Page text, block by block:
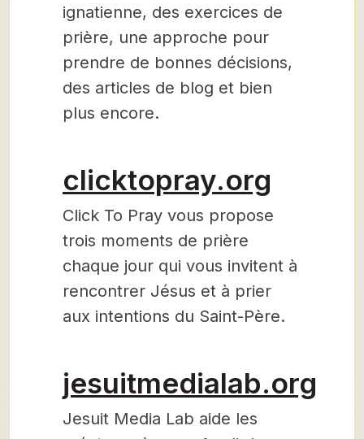
ignatienne, des exercices de
prière, une approche pour
prendre de bonnes décisions,
des articles de blog et bien
plus encore.
clicktopray.org
Click To Pray vous propose
trois moments de prière
chaque jour qui vous invitent à
rencontrer Jésus et à prier
aux intentions du Saint-Père.
jesuitmedialab.org
Jesuit Media Lab aide les